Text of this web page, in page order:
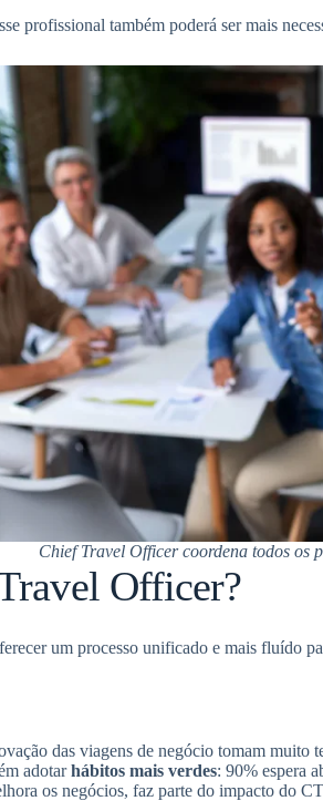
profissional também poderá ser mais
Chief Travel Officer coordena todos os
Officer?
um processo unificado e mais fluído
das viagens de negócio tomam
adotarhábitos mais verdes: 90% espera
os negócios, faz parte do impacto do